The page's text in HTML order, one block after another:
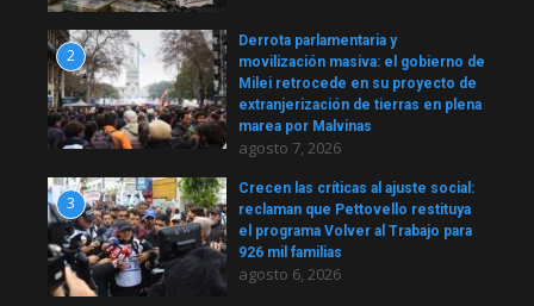
2
Derrota parlamentaria y
movilización masiva: el gobierno de
Milei retrocede en su proyecto de
extranjerización de tierras en plena
marea por Malvinas
agosto 7, 2026
3
Crecen las críticas al ajuste social:
reclaman que Pettovello restituya
el programa Volver al Trabajo para
926 mil familias
agosto 6, 2026